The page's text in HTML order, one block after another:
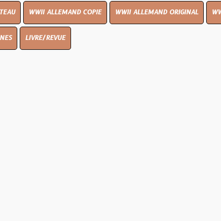
ALLEMAND COPIE WWII ALLEMAND ORIGINAL WWII UK